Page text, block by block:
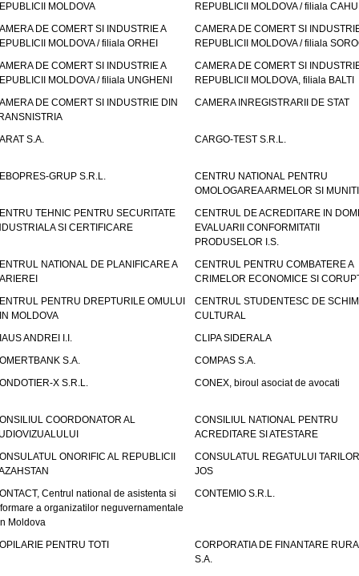
MOLDOVA
REPUBLICII MOLDOVA / filiala
DE COMERT SI INDUSTRIE A
MOLDOVA / filiala ORHEI
CAMERA DE COMERT SI
REPUBLICII MOLDOVA / filiala
DE COMERT SI INDUSTRIE A
MOLDOVA / filiala UNGHENI
CAMERA DE COMERT SI
REPUBLICII MOLDOVA, filiala BALTI
DE COMERT SI INDUSTRIE DIN
CAMERA INREGISTRARII DE STAT
S.A. CARGO-TEST S.R.L.
GRUP S.R.L.
CENTRU NATIONAL PENTRU
OMOLOGAREA ARMELOR SI
TEHNIC PENTRU SECURITATE
SI CERTIFICARE
CENTRUL DE ACREDITARE IN
EVALUARII CONFORMITATII
PRODUSELOR I.S.
NATIONAL DE PLANIFICARE A
CENTRUL PENTRU COMBATERE A
CRIMELOR ECONOMICE SI
PENTRU DREPTURILE OMULUI
MOLDOVA
CENTRUL STUDENTESC DE
CULTURAL
ANDREI I.I.
CLIPA SIDERALA
S.A.
COMPAS S.A.
X S.R.L.
CONEX, biroul asociat de avocati
COORDONATOR AL
CONSILIUL NATIONAL PENTRU
ACREDITARE SI ATESTARE
ONORIFIC AL REPUBLICII
CONSULATUL REGATULUI
JOS
Centrul national de asistenta si
a organizatilor neguvernamentale
Moldova
CONTEMIO S.R.L.
PENTRU TOTI
CORPORATIA DE FINANTARE
S.A.